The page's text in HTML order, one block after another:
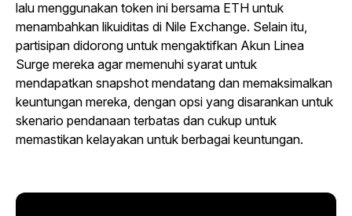
lalu menggunakan token ini bersama ETH untuk
menambahkan likuiditas di Nile Exchange. Selain itu,
partisipan didorong untuk mengaktifkan Akun Linea
Surge mereka agar memenuhi syarat untuk
mendapatkan snapshot mendatang dan memaksimalkan
keuntungan mereka, dengan opsi yang disarankan untuk
skenario pendanaan terbatas dan cukup untuk
memastikan kelayakan untuk berbagai keuntungan.